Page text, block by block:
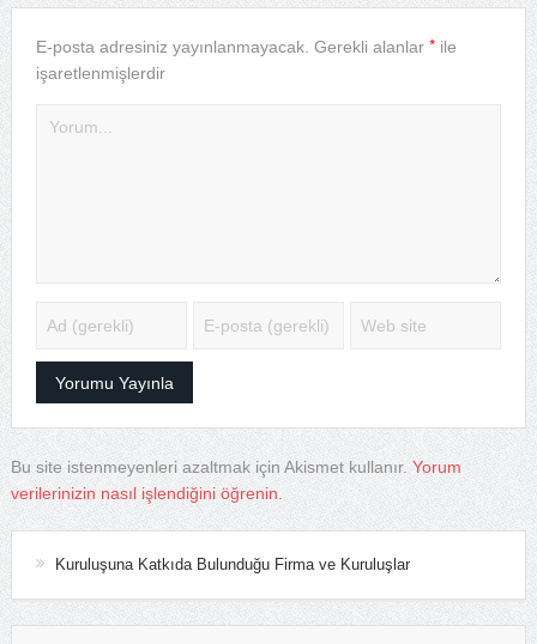
E-posta adresiniz yayınlanmayacak. Gerekli alanlar *ile
işaretlenmişlerdir
Bu site istenmeyenleri azaltmak için Akismet kullanır. Yorum
verilerinizin nasıl işlendiğini öğrenin.
Kuruluşuna Katkıda Bulunduğu Firma ve Kuruluşlar